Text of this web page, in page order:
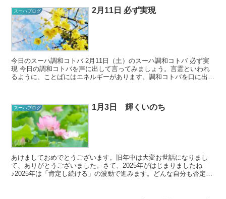
スーハブログ 2月11日 必ず実現
今日のスーハ調和コトバ 2月11日（土）のスーハ調和コトバ 必ず実
現 今日の調和コトバを声に出して言ってみましょう。言霊といわれ
るように、ことばにはエネルギーがあります。調和コトバを口に出す
スーハブログ 1月3日 輝くいのち
あけましておめでとうございます。旧年中は大変お世話になりまし
て、ありがとうございました。さて、2025年がはじまりましたね
♪2025年は「肯定し続ける」の波動で進みます。どんな自分も否定せ